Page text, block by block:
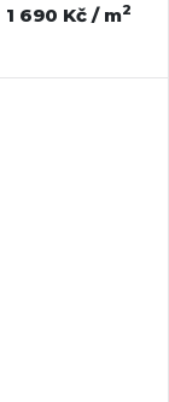
1 690 Kč / m2